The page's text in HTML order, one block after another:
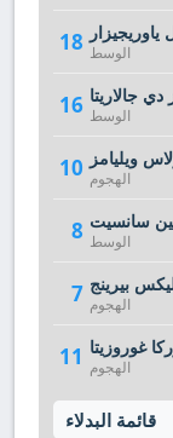
18 ياوريجيزار
الوسط
16 دي جالاريتا
الوسط
10 ويليامز
الهجوم
8 سانسيت
الوسط
7 بيرينج
الهجوم
11 غوروزيتا
الهجوم
قائمة البدلاء